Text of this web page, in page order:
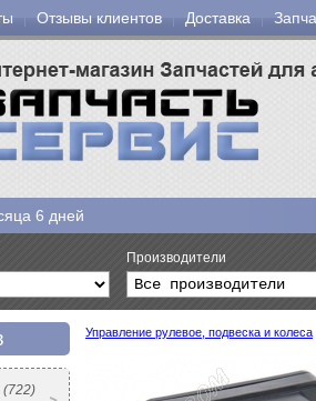
Отзывы клиентов Доставка
6 дней
Производители
(722)
Управление рулевое, подвеска и колеса